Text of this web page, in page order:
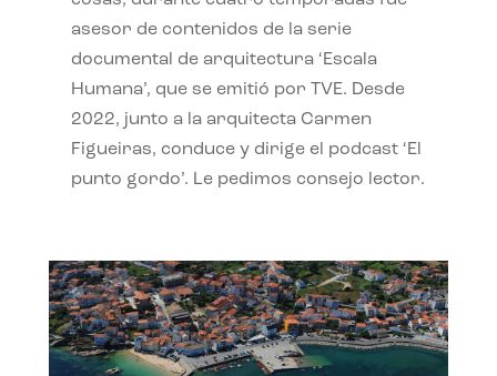
asesor de contenidos de la serie
documental de arquitectura ‘Escala
Humana’, que se emitió por TVE. Desde
2022, junto a la arquitecta Carmen
Figueiras, conduce y dirige el podcast ‘El
punto gordo’. Le pedimos consejo lector.